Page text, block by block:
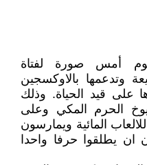
أمس صورة لفتاة
وتدعمها بالاوكسجين
على قيد الحياة. وذلك
الحرم المكي وعلى
المائية ويمارسون
ان يطلقوا حرفا واحدا